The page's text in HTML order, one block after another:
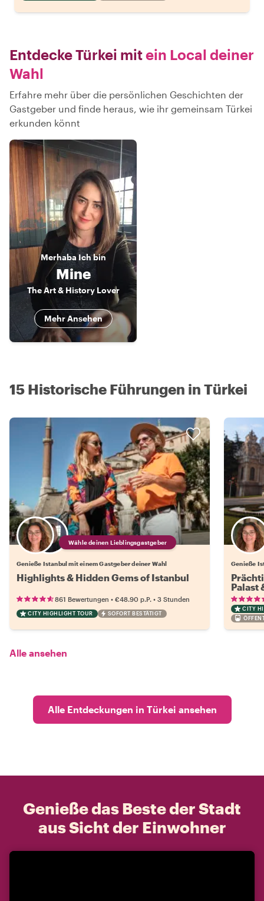
Entdecke Türkei mitein Local deiner
Wahl
Erfahre mehr über die persönlichen Geschichten der
Gastgeber und finde heraus, wie ihr gemeinsam Türkei
erkunden könnt
Merhaba Ich bin
Mine
The Art & History Lover
Mehr Ansehen
15 Historische Führungen in Türkei
Wähle deinen Lieblingsgastgeber
Genieße Istanbul mit einem Gastgeber deiner Wahl
Highlights & Hidden Gems of Istanbul
861 Bewertungen • €48.90 p.P. • 3 Stunden
CITY HIGHLIGHT TOUR SOFORT BESTÄTIGT
Genieße
Palast
CITY
Alle ansehen
Alle Entdeckungen in Türkei ansehen
Genieße das Beste der Stadt
aus Sicht der Einwohner